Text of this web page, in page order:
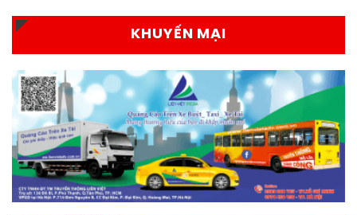
KHUYẾN MẠI